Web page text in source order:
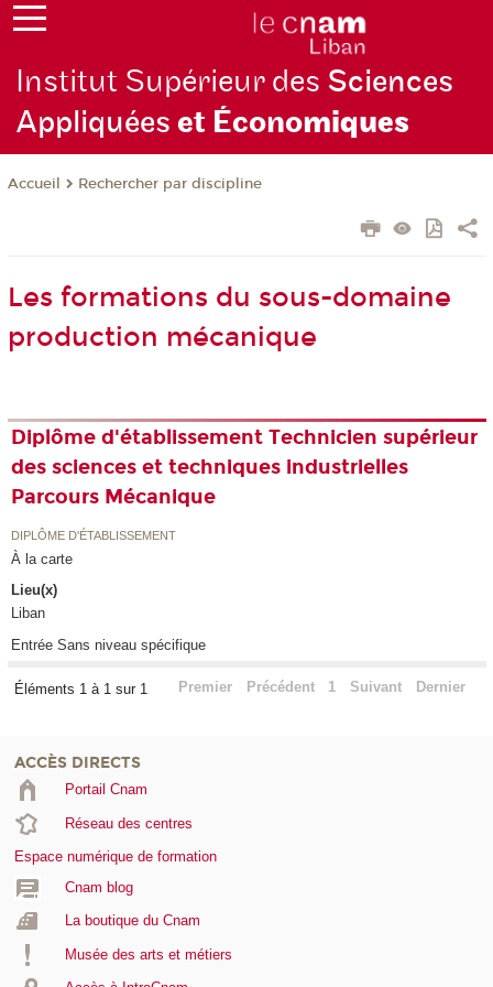
Institut Supérieur des Sciences
Appliquéeset Économiques
Accueil Rechercher par discipline
Les formations du sous-domaine
production mécanique
Diplôme d'établissement Technicien supérieur
des sciences et techniques industrielles
Parcours Mécanique
DIPLÔME D'ÉTABLISSEMENT
À la carte
Lieu(x)
Liban
Entrée Sans niveau spécifique
Éléments 1 à 1 sur 1 Premier Précédent 1 Suivant Dernier
ACCÈS DIRECTS
Portail Cnam
Réseau des centres
Espace numérique de formation
Cnam blog
La boutique du Cnam
Musée des arts et métiers